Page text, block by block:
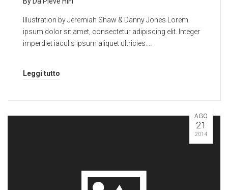
Illustration by Jeremiah Shaw & Danny Jones Lorem
ipsum dolor sit amet, consectetur adipiscing elit. Integer
imperdiet iaculis ipsum aliquet ultricies.…
Leggi tutto
AGO
21
2014